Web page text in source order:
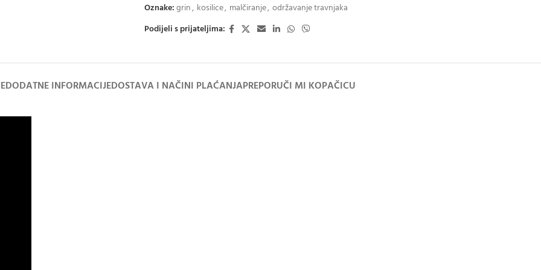
Oznake:grin, kosilice, malčiranje, održavanje travnjaka
Podijeli s prijateljima:
DODATNE INFORMACIJEDOSTAVA I NAČINI PLAĆANJAPREPORUČI MI KOPAČICU